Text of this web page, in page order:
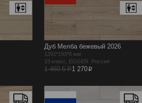
Дуб Мелба бежевый 2026
1292*193*8 мм
33 класс, EGGER Россия
1 460.5 Р1 270p